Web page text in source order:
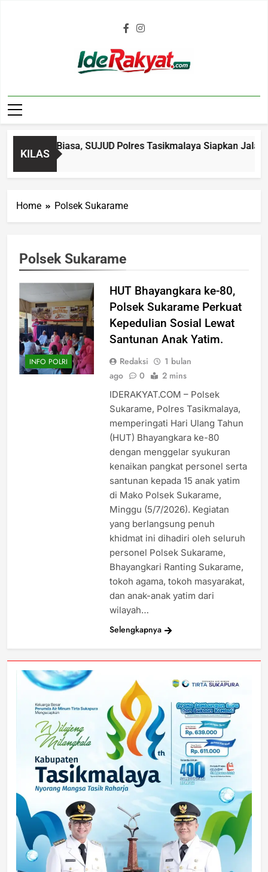
Iderakyat.com
KILAS
Bantuan Biasa, SUJUD Polres Tasikmalaya Siapkan Jalan
Home Polsek Sukarame
Polsek Sukarame
INFO POLRI
HUT Bhayangkara ke-80,
Polsek Sukarame Perkuat
Kepedulian Sosial Lewat
Santunan Anak Yatim.
Redaksi
1 bulan
ago
0 2 mins
IDERAKYAT.COM – Polsek
Sukarame, Polres Tasikmalaya,
memperingati Hari Ulang Tahun
(HUT) Bhayangkara ke-80
dengan menggelar syukuran
kenaikan pangkat personel serta
santunan kepada 15 anak yatim
di Mako Polsek Sukarame,
Minggu (5/7/2026). Kegiatan
yang berlangsung penuh
khidmat ini dihadiri oleh seluruh
personel Polsek Sukarame,
Bhayangkari Ranting Sukarame,
tokoh agama, tokoh masyarakat,
dan anak-anak yatim dari
wilayah…
Selengkapnya